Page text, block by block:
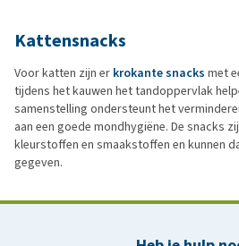
Kattensnacks
Voor katten zijn er krokante snacks met
tijdens het kauwen het tandoppervlak
samenstelling ondersteunt het
aan een goede mondhygiëne. De snacks
kleurstoffen en smaakstoffen en kunnen
gegeven.